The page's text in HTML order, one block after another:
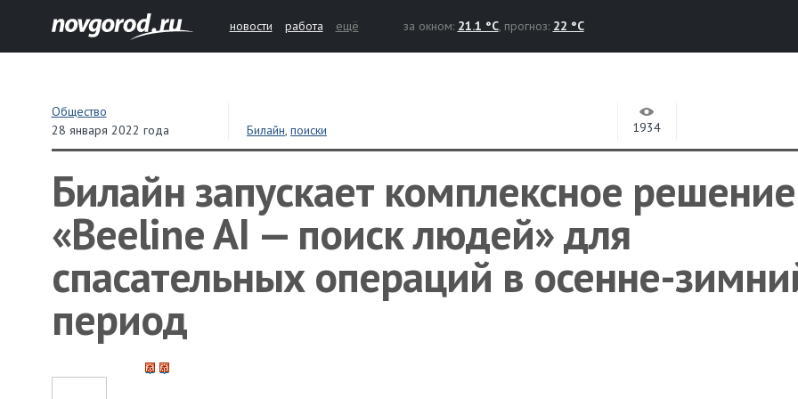
новости работа ещё за окном: 21.1 °C, прогноз: 22 °C
Общество
28 января 2022 года
Билайн,поиски 1934
Билайн запускает комплексное решение
«Beeline AI — поиск людей» для
спасательных операций в осенне-
период